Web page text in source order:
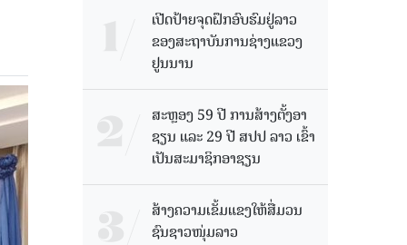
ເປີດປ້າຍຈຸດຝຶກອົບຮົມຢູ່ລາວ
ຂອງສະຖາບັນການຊ່າງແຂວງ
ຢູນນານ
ສະຫຼອງ 59 ປີ ການສ້າງຕັ້ງອາ
ຊຽນ ແລະ 29 ປີ ສປປ ລາວ ເຂົ້າ
ເປັນສະມາຊິກອາຊຽນ
ສ້າງຄວາມເຂັ້ມແຂງໃຫ້ສື່ມວນ
ຊົນຊາວໜຸ່ມລາວ